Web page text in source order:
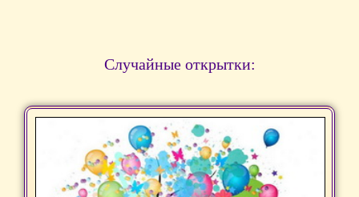
Случайные открытки: